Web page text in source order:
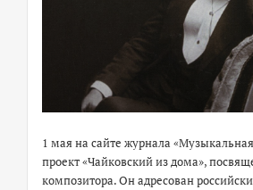
1 мая на сайте журнала
проект «Чайковский из дома»,
композитора. Он адресован